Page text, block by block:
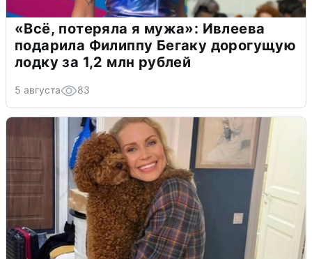
«Всё, потеряла я мужа»: Ивлеева
подарила Филиппу Бегаку дорогущую
лодку за 1,2 млн рублей
5 августа 83